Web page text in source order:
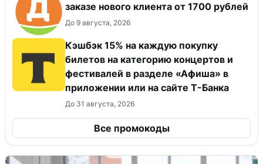
заказе нового клиента от 1700 рублей
До 9 августа, 2026
Кэшбэк 15% на каждую покупку
билетов на категорию концертов и
фестивалей в разделе «Афиша» в
приложении или на сайте Т-Банка
До 31 августа, 2026
Все промокоды